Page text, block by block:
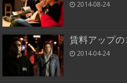
2014-08-24
賃料アップの
2014-04-24